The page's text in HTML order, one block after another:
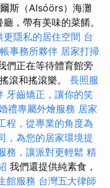
斯（Alsóörs）海灘
，帶有美味的菜餚。
隱私的居住空間 台
事務所夥伴 居家打掃
們正在等待體育館旁
滾和搖滾樂。 長照服
牙齒矯正，讓你的笑
禮專屬外燴服務 居家
程，從專業的角度為
，為您的居家環境提
務，讓派對更輕鬆 精
我們還提供純素食，
館服務 台灣五大律師